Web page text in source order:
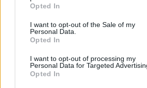
use your data for below specified
consent section.
Opted In
I want to opt-out of the Sale of my
Personal Data.
Opted In
I want to opt-out of processing my
Personal Data for Targeted
Opted In
VBK 20
• 2025. április 02.
2025 április 5-én 20. évfordulója
víztoronybéli baráti találkozónak a